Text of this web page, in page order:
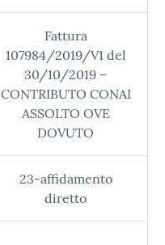
Fattura
107984/2019/V1 del
30/10/2019 –
CONTRIBUTO CONAI
ASSOLTO OVE
DOVUTO
23-affidamento
diretto